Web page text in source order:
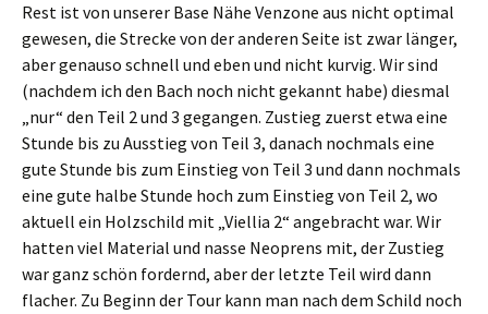
Rest ist von unserer Base Nähe Venzone aus nicht optimal
gewesen, die Strecke von der anderen Seite ist zwar länger,
aber genauso schnell und eben und nicht kurvig. Wir sind
(nachdem ich den Bach noch nicht gekannt habe) diesmal
„nur“ den Teil 2 und 3 gegangen. Zustieg zuerst etwa eine
Stunde bis zu Ausstieg von Teil 3, danach nochmals eine
gute Stunde bis zum Einstieg von Teil 3 und dann nochmals
eine gute halbe Stunde hoch zum Einstieg von Teil 2, wo
aktuell ein Holzschild mit „Viellia 2“ angebracht war. Wir
hatten viel Material und nasse Neoprens mit, der Zustieg
war ganz schön fordernd, aber der letzte Teil wird dann
flacher. Zu Beginn der Tour kann man nach dem Schild noch